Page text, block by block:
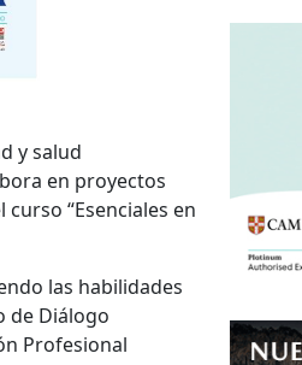
y salud
en proyectos
“Esenciales en
las habilidades
de Diálogo
Profesional